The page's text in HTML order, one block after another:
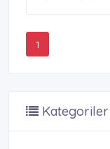
1
Kategoriler